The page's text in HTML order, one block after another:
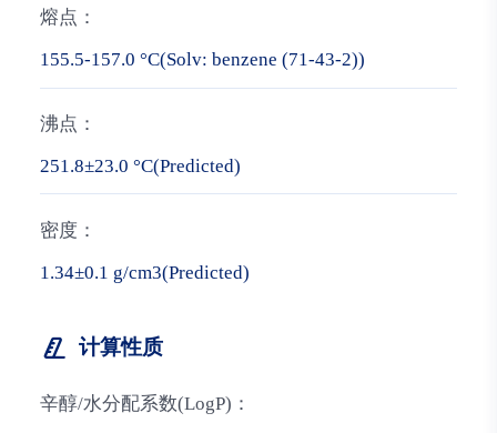
熔点：
155.5-157.0 °C(Solv: benzene (71-43-2))
沸点：
251.8±23.0 °C(Predicted)
密度：
1.34±0.1 g/cm3(Predicted)
计算性质
辛醇/水分配系数(LogP)：